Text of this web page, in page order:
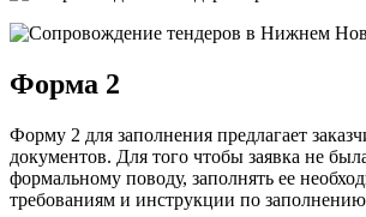
Форма 2
Форму 2 для заполнения предлагает
документов. Для того чтобы заявка не
формальному поводу, заполнять ее
требованиям и инструкции по